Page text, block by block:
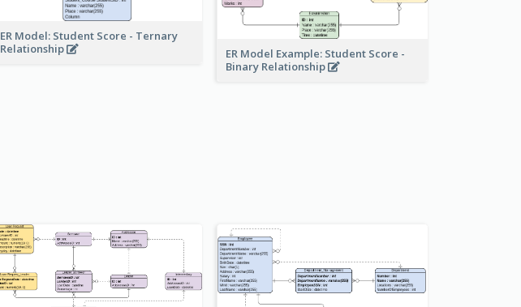
ER Model: Student Score - Ternary
Relationship
ER Model Example: Student Score -
Binary Relationship